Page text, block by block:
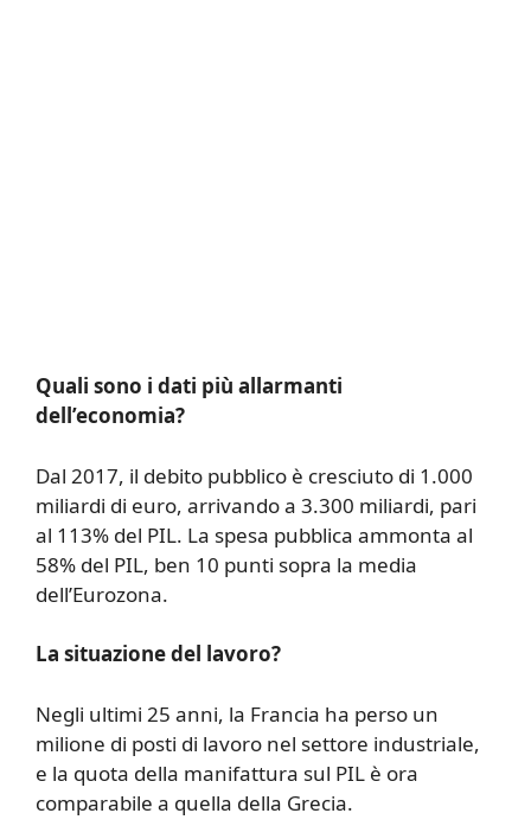
Quali sono i dati più allarmanti
dell’economia?
Dal 2017, il debito pubblico è cresciuto di 1.000
miliardi di euro, arrivando a 3.300 miliardi, pari
al 113% del PIL. La spesa pubblica ammonta al
58% del PIL, ben 10 punti sopra la media
dell’Eurozona.
La situazione del lavoro?
Negli ultimi 25 anni, la Francia ha perso un
milione di posti di lavoro nel settore industriale,
e la quota della manifattura sul PIL è ora
comparabile a quella della Grecia.